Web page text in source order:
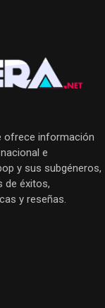
ofrece información
e
y sus subgéneros,
de éxitos,
y reseñas.